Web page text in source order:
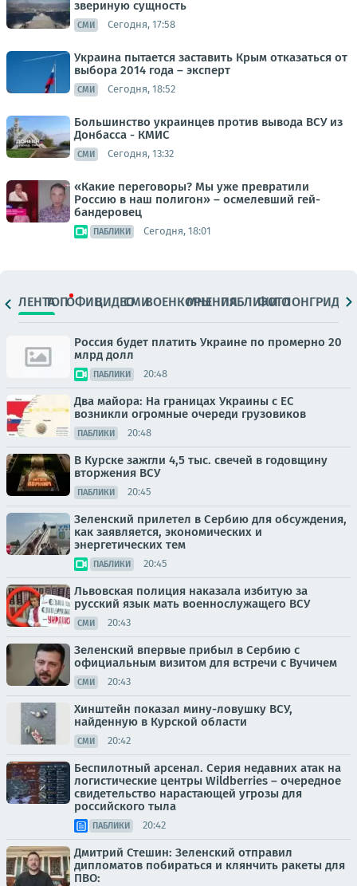
звериную сущность
СМИ Сегодня, 17:58
Украина пытается заставить Крым отказаться от
выбора 2014 года – эксперт
СМИ Сегодня, 18:52
Большинство украинцев против вывода ВСУ из
Донбасса - КМИС
СМИ Сегодня, 13:32
«Какие переговоры? Мы уже превратили
Россию в наш полигон» – осмелевший гей-
бандеровец
ПАБЛИКИ Сегодня, 18:01
ЛЕНТАТОПОФИЦ.ВИДЕОСМИВОЕНКОРЫМНЕНИЯПАБЛИКИ
ФОТОЛОНГРИДЫ
Россия будет платить Украине по промерно 20
млрд долл
ПАБЛИКИ 20:48
Два майора: На границах Украины с ЕС
возникли огромные очереди грузовиков
ПАБЛИКИ 20:48
В Курске зажгли 4,5 тыс. свечей в годовщину
вторжения ВСУ
ПАБЛИКИ 20:45
Зеленский прилетел в Сербию для обсуждения,
как заявляется, экономических и
энергетических тем
ПАБЛИКИ 20:45
Львовская полиция наказала избитую за
русский язык мать военнослужащего ВСУ
СМИ 20:43
Зеленский впервые прибыл в Сербию с
официальным визитом для встречи с Вучичем
СМИ 20:43
Хинштейн показал мину-ловушку ВСУ,
найденную в Курской области
СМИ 20:42
Беспилотный арсенал. Серия недавних атак на
логистические центры Wildberries – очередное
свидетельство нарастающей угрозы для
российского тыла
ПАБЛИКИ 20:42
Дмитрий Стешин: Зеленский отправил
дипломатов побираться и клянчить ракеты для
ПВО: